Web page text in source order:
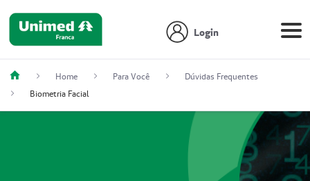
Login
Home Para Você
Dúvidas Frequentes
Biometria Facial